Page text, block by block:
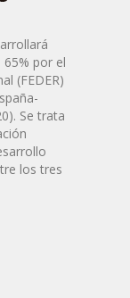
por el
(FEDER)
Se trata
los tres